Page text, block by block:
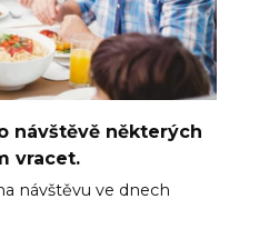
návštěvě některých
vracet.
návštěvu ve dnech